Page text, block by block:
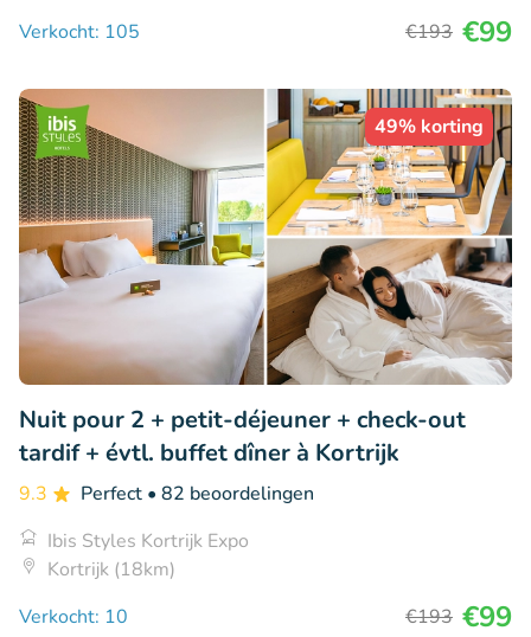
Verkocht: 105
€193 €99
49% korting
Nuit pour 2 + petit-déjeuner + check-out
tardif + évtl. buffet dîner à Kortrijk
9.3 Perfect • 82 beoordelingen
Ibis Styles Kortrijk Expo
Kortrijk (18km)
Verkocht: 10
€193 €99